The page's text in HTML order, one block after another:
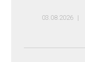
03.08.2026